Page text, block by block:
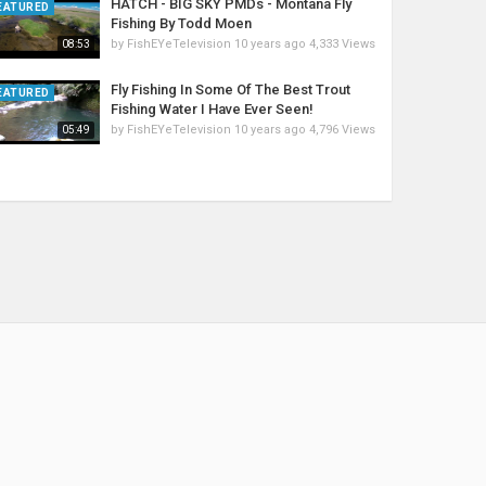
08:53
HATCH - BIG SKY PMDs - Montana Fly
Fishing By Todd Moen
by FishEYeTelevision 10 years ago 4,333 Views
05:49
Fly Fishing In Some Of The Best Trout
Fishing Water I Have Ever Seen!
by FishEYeTelevision 10 years ago 4,796 Views